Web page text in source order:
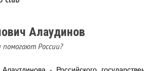
Алаудинов
России?